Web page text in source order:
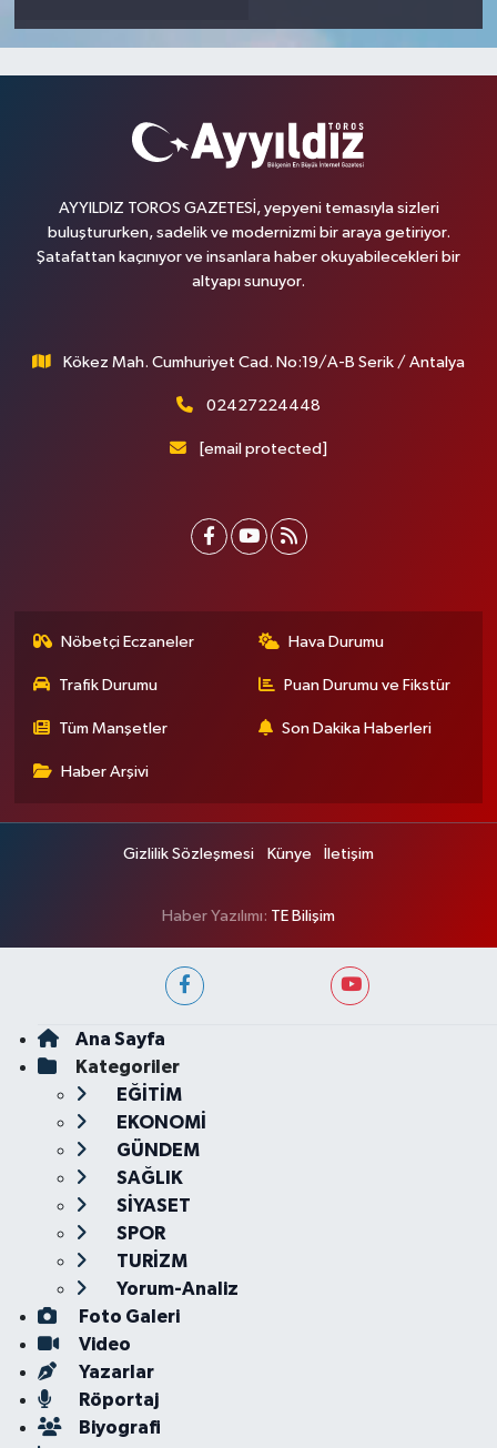
AYYILDIZ TOROS GAZETESİ, yepyeni temasıyla sizleri
buluştururken, sadelik ve modernizmi bir araya getiriyor.
Şatafattan kaçınıyor ve insanlara haber okuyabilecekleri bir
altyapı sunuyor.
Kökez Mah. Cumhuriyet Cad. No:19/A-B Serik / Antalya
02427224448
[email protected]
Nöbetçi Eczaneler Hava Durumu
Trafik Durumu Puan Durumu ve Fikstür
Tüm Manşetler Son Dakika Haberleri
Haber Arşivi
Gizlilik Sözleşmesi Künye İletişim
Haber Yazılımı: TE Bilişim
Ana Sayfa
Kategoriler
EĞİTİM
EKONOMİ
GÜNDEM
SAĞLIK
SİYASET
SPOR
TURİZM
Yorum-Analiz
Foto Galeri
Video
Yazarlar
Röportaj
Biyografi